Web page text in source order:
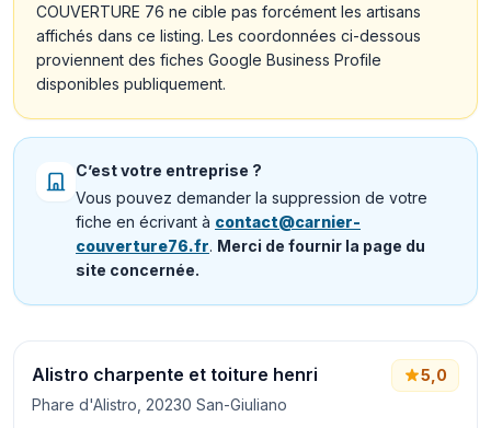
COUVERTURE 76 ne cible pas forcément les artisans
affichés dans ce listing. Les coordonnées ci-dessous
proviennent des fiches Google Business Profile
disponibles publiquement.
C’est votre entreprise ?
Vous pouvez demander la suppression de votre
fiche en écrivant à contact@carnier-
couverture76.fr. Merci de fournir la page du
site concernée.
Alistro charpente et toiture henri
Phare d'Alistro, 20230 San-Giuliano
5,0